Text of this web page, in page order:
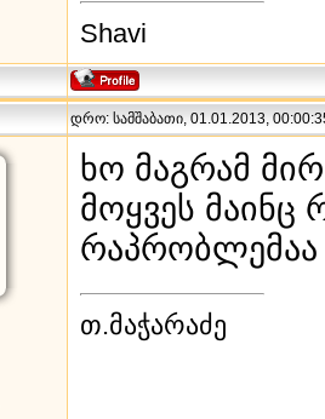
Shavi
დრო: სამშაბათი, 01.01.2013,
ხო მაგრამ
მოყვეს მაინც
რაპრობლემაა
თ.მაჭარაძე